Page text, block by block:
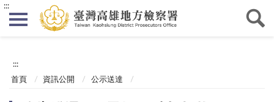
:::
:::
首頁 資訊公開 公示送達